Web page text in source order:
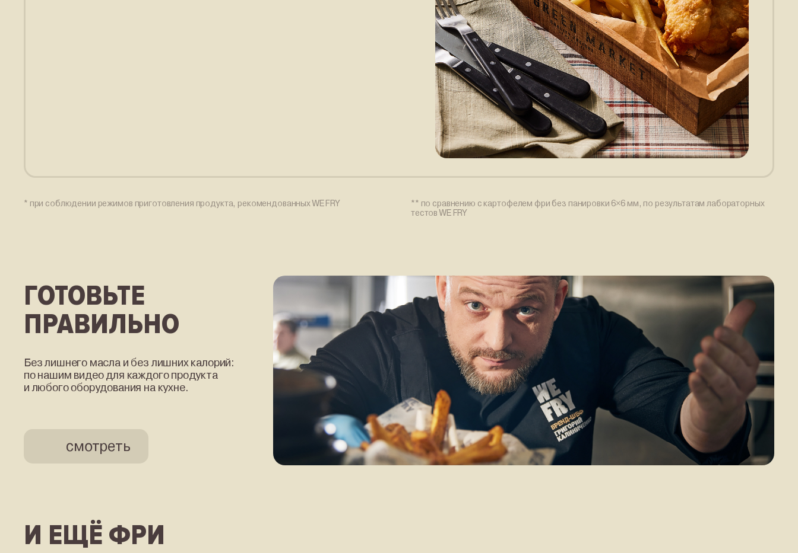
* при соблюдении режимов приготовления продукта, рекомендованных WE FRY
** по сравнению с картофелем фри без панировки 6×6 мм, по результатам лабораторных
тестов WE FRY
ГОТОВЬТЕ
ПРАВИЛЬНО
Без лишнего масла и без лишних калорий:
по нашим видео для каждого продукта
и любого оборудования на кухне.
смотреть
И ЕЩЁ ФРИ